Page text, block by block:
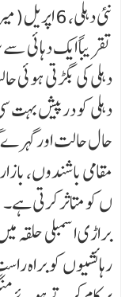
نئی دہلی، 6 اپریل(میرا وطن نیوز )
تقریباً ایک دہائی
دہلی کی بگڑتی ہوئی
دہلی کو درپیش بہت
حال حالت اورگہرے
مقامی باشندوں،
ں کو متاثر کرتی ہے۔
رہائشیوں کو براہ